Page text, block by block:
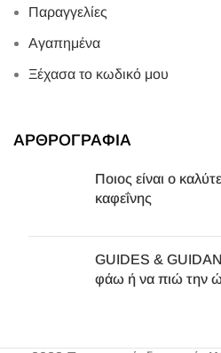
Παραγγελίες
Αγαπημένα
Ξέχασα το κωδικό μου
ΑΡΘΡΟΓΡΑΦΙΑ
Ποιος είναι ο
καφεΐνης
GUIDES &
φάω ή να πιώ την